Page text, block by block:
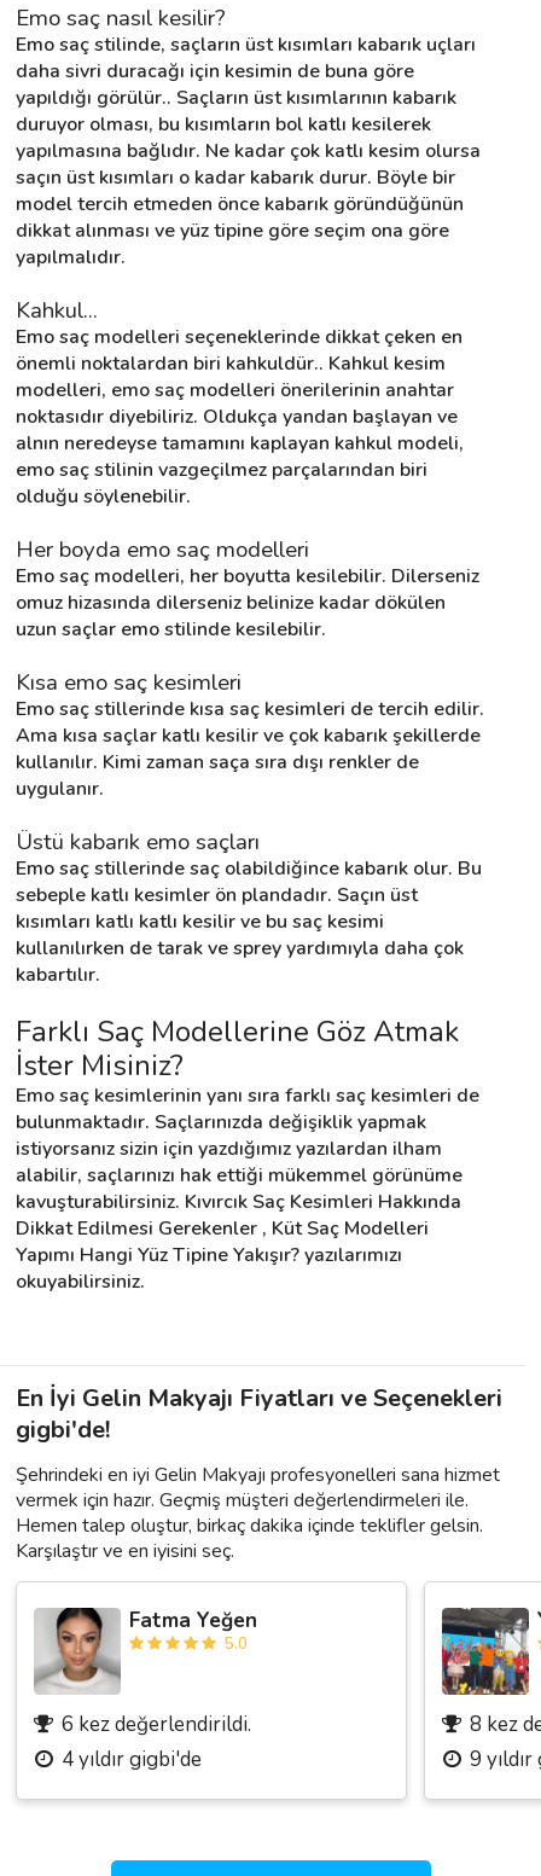
Emo saç nasıl kesilir?
Emo saç stilinde, saçların üst kısımları kabarık uçları
daha sivri duracağı için kesimin de buna göre
yapıldığı görülür.. Saçların üst kısımlarının kabarık
duruyor olması, bu kısımların bol katlı kesilerek
yapılmasına bağlıdır. Ne kadar çok katlı kesim olursa
saçın üst kısımları o kadar kabarık durur. Böyle bir
model tercih etmeden önce kabarık göründüğünün
dikkat alınması ve yüz tipine göre seçim ona göre
yapılmalıdır.
Kahkul...
Emo saç modelleri seçeneklerinde dikkat çeken en
önemli noktalardan biri kahkuldür.. Kahkul kesim
modelleri, emo saç modelleri önerilerinin anahtar
noktasıdır diyebiliriz. Oldukça yandan başlayan ve
alnın neredeyse tamamını kaplayan kahkul modeli,
emo saç stilinin vazgeçilmez parçalarından biri
olduğu söylenebilir.
Her boyda emo saç modelleri
Emo saç modelleri, her boyutta kesilebilir. Dilerseniz
omuz hizasında dilerseniz belinize kadar dökülen
uzun saçlar emo stilinde kesilebilir.
Kısa emo saç kesimleri
Emo saç stillerinde kısa saç kesimleri de tercih edilir.
Ama kısa saçlar katlı kesilir ve çok kabarık şekillerde
kullanılır. Kimi zaman saça sıra dışı renkler de
uygulanır.
Üstü kabarık emo saçları
Emo saç stillerinde saç olabildiğince kabarık olur. Bu
sebeple katlı kesimler ön plandadır. Saçın üst
kısımları katlı katlı kesilir ve bu saç kesimi
kullanılırken de tarak ve sprey yardımıyla daha çok
kabartılır.
Farklı Saç Modellerine Göz Atmak
İster Misiniz?
Emo saç kesimlerinin yanı sıra farklı saç kesimleri de
bulunmaktadır. Saçlarınızda değişiklik yapmak
istiyorsanız sizin için yazdığımız yazılardan ilham
alabilir, saçlarınızı hak ettiği mükemmel görünüme
kavuşturabilirsiniz. Kıvırcık Saç Kesimleri Hakkında
Dikkat Edilmesi Gerekenler , Küt Saç Modelleri
Yapımı Hangi Yüz Tipine Yakışır? yazılarımızı
okuyabilirsiniz.
En İyi Gelin Makyajı Fiyatları ve Seçenekleri
gigbi'de!
Şehrindeki en iyi Gelin Makyajı profesyonelleri sana hizmet
vermek için hazır. Geçmiş müşteri değerlendirmeleri ile.
Hemen talep oluştur, birkaç dakika içinde teklifler gelsin.
Karşılaştır ve en iyisini seç.
Fatma Yeğen
5.0
6 kez değerlendirildi.
4 yıldır gigbi'de
8 kez
9